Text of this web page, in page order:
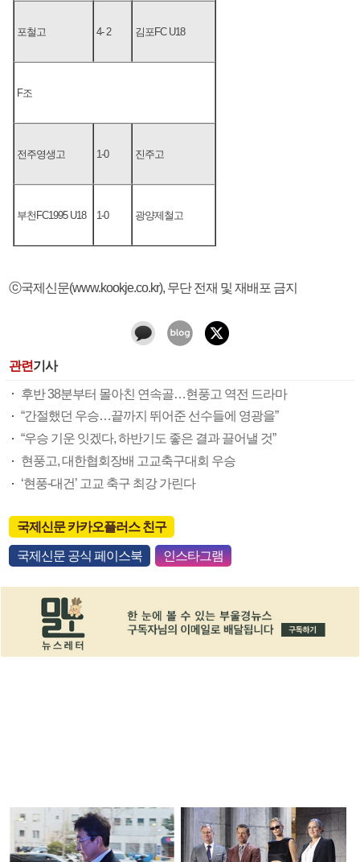
포철고 4- 2 김포FC U18
F조
전주영생고 1-0 진주고
부천FC1995 U18 1-0 광양제철고
ⓒ국제신문(www.kookje.co.kr), 무단 전재 및 재배포 금지
관련기사
후반 38분부터 몰아친 연속골…현풍고 역전 드라마
“간절했던 우승…끝까지 뛰어준 선수들에 영광을”
“우승 기운 잇겠다, 하반기도 좋은 결과 끌어낼 것”
현풍고, 대한협회장배 고교축구대회 우승
‘현풍-대건’ 고교 축구 최강 가린다
국제신문 카카오플러스 친구
국제신문 공식 페이스북 인스타그램